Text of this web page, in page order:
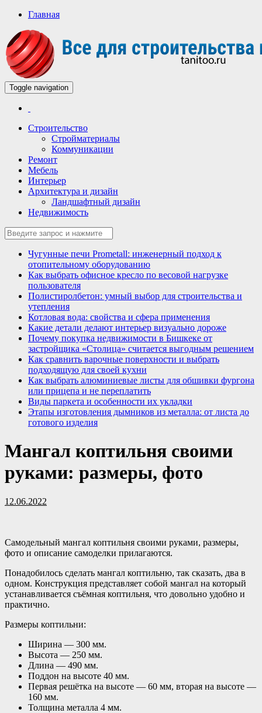
Главная
Строительный портал
Всё для строительства и ремонта
Toggle navigation
Строительство
Стройматериалы
Коммуникации
Ремонт
Мебель
Интерьер
Архитектура и дизайн
Ландшафтный дизайн
Недвижимость
Чугунные печи Prometall: инженерный подход к
отопительному оборудованию
Как выбрать офисное кресло по весовой нагрузке
пользователя
Полистиролбетон: умный выбор для строительства и
утепления
Котловая вода: свойства и сфера применения
Какие детали делают интерьер визуально дороже
Почему покупка недвижимости в Бишкеке от
застройщика «Столица» считается выгодным решением
Как сравнить варочные поверхности и выбрать
подходящую для своей кухни
Как выбрать алюминиевые листы для обшивки фургона
или прицепа и не переплатить
Виды паркета и особенности их укладки
Этапы изготовления дымников из металла: от листа до
готового изделия
Мангал коптильня своими
руками: размеры, фото
12.06.2022
Самодельный мангал коптильня своими руками, размеры,
фото и описание самоделки прилагаются.
Понадобилось сделать мангал коптильню, так сказать, два в
одном. Конструкция представляет собой мангал на который
устанавливается съёмная коптильня, что довольно удобно и
практично.
Размеры коптильни:
Ширина — 300 мм.
Высота — 250 мм.
Длина — 490 мм.
Поддон на высоте 40 мм.
Первая решётка на высоте — 60 мм, вторая на высоте —
160 мм.
Толщина металла 4 мм.